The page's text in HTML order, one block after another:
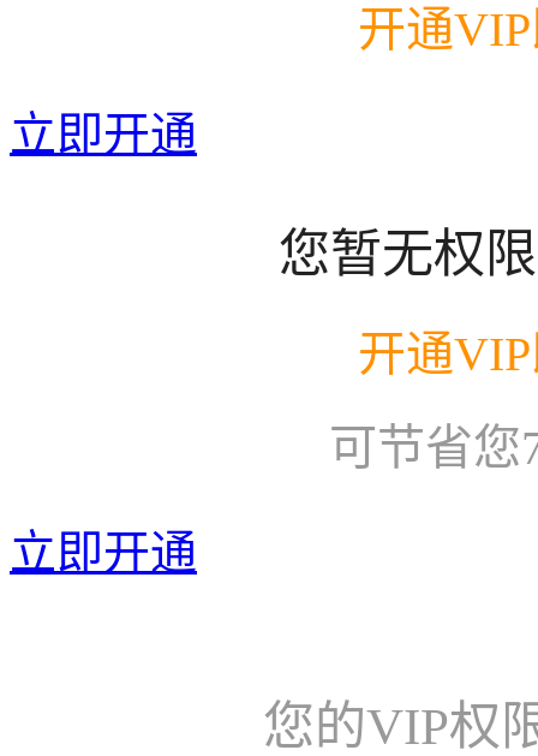
开通
立即开通
您暂无权
开通
可节省您
立即开通
您的VIP权